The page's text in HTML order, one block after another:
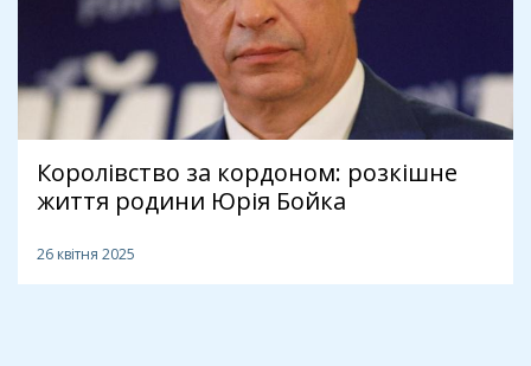
Королівство за кордоном: розкішне
життя родини Юрія Бойка
26 квітня 2025